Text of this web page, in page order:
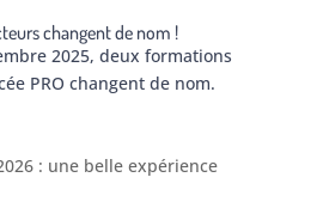
changent de nom !
2025, deux formations
PRO changent de nom.
: une belle expérience